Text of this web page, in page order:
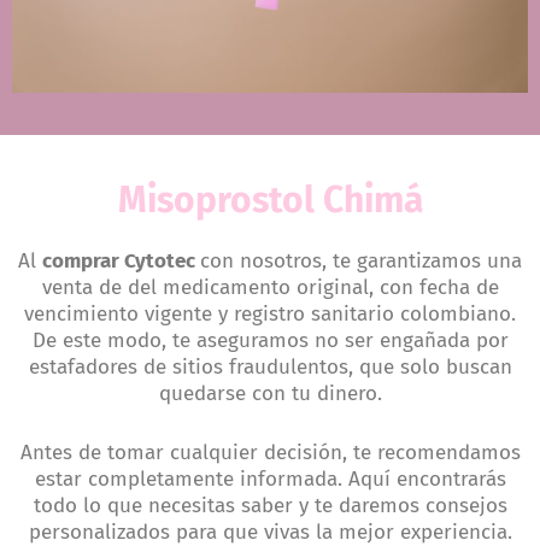
Misoprostol Chimá
Al comprar Cytotec con nosotros, te garantizamos una
venta de del medicamento original, con fecha de
vencimiento vigente y registro sanitario colombiano.
De este modo, te aseguramos no ser engañada por
estafadores de sitios fraudulentos, que solo buscan
quedarse con tu dinero.
Antes de tomar cualquier decisión, te recomendamos
estar completamente informada. Aquí encontrarás
todo lo que necesitas saber y te daremos consejos
personalizados para que vivas la mejor experiencia.